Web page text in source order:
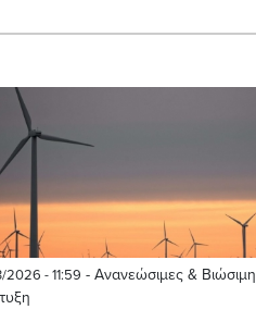
- 11:59 - Ανανεώσιμες & Βιώσιμη